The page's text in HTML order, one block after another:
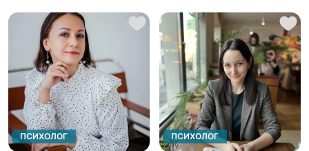
ПСИХОЛОГ ПСИХОЛОГ